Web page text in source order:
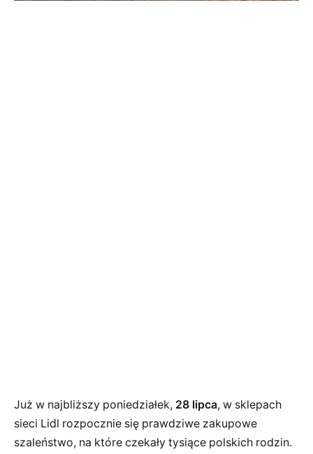
Już w najbliższy poniedziałek, 28 lipca, w sklepach
sieci Lidl rozpocznie się prawdziwe zakupowe
szaleństwo, na które czekały tysiące polskich rodzin.